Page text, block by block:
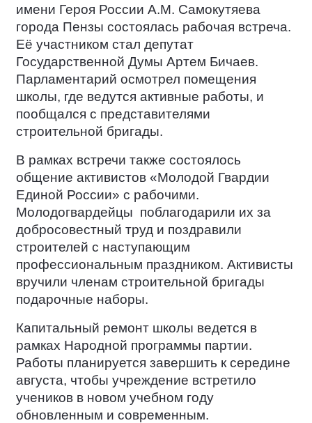
имени Героя России А.М. Самокутяева
города Пензы состоялась рабочая встреча.
Её участником стал депутат
Государственной Думы Артем Бичаев.
Парламентарий осмотрел помещения
школы, где ведутся активные работы, и
пообщался с представителями
строительной бригады.
В рамках встречи также состоялось
общение активистов «Молодой Гвардии
Единой России» с рабочими.
Молодогвардейцы поблагодарили их за
добросовестный труд и поздравили
строителей с наступающим
профессиональным праздником. Активисты
вручили членам строительной бригады
подарочные наборы.
Капитальный ремонт школы ведется в
рамках Народной программы партии.
Работы планируется завершить к середине
августа, чтобы учреждение встретило
учеников в новом учебном году
обновленным и современным.